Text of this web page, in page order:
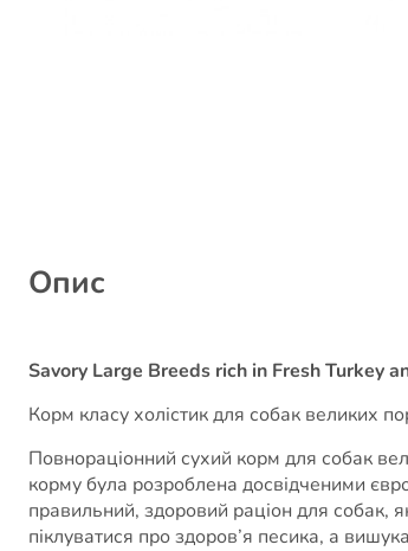
Опис
Savory Large Breeds rich in Fresh Turkey
Корм класу холістик для собак великих
Повнораціонний сухий корм для собак
корму була розроблена досвідченими
правильний, здоровий раціон для собак,
піклуватися про здоров’я песика, а